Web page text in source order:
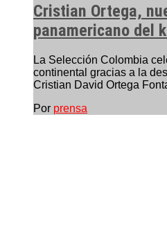
Cristian Ortega,
panamericano del
La Selección Colombia
continental gracias a la
Cristian David Ortega
Por prensa